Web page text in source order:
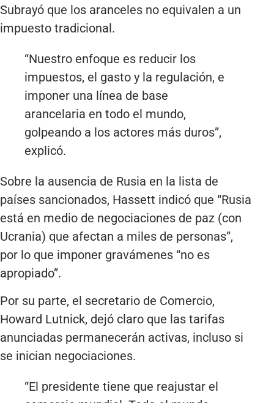
Subrayó que los aranceles no equivalen a un
impuesto tradicional.
“Nuestro enfoque es reducir los
impuestos, el gasto y la regulación, e
imponer una línea de base
arancelaria en todo el mundo,
golpeando a los actores más duros”,
explicó.
Sobre la ausencia de Rusia en la lista de
países sancionados, Hassett indicó que “Rusia
está en medio de negociaciones de paz (con
Ucrania) que afectan a miles de personas”,
por lo que imponer gravámenes “no es
apropiado”.
Por su parte, el secretario de Comercio,
Howard Lutnick, dejó claro que las tarifas
anunciadas permanecerán activas, incluso si
se inician negociaciones.
“El presidente tiene que reajustar el